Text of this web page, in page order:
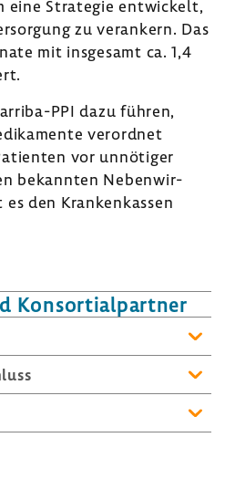
eine Stra­tegie entwi­ckelt,
zu veran­kern. Das
mit insge­samt ca. 1,4
​PPI dazu führen,
verordnet
vor unnö­tiger
bekannten Neben­wir­
den Kran­ken­kassen
Konsor­ti­al­partner